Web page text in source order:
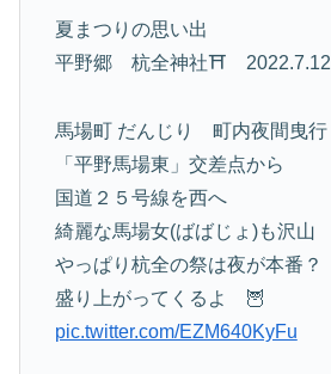
夏まつりの思い出
平野郷 杭全神社⛩ 2022.7.12
馬場町 だんじり 町内夜間曳行
「平野馬場東」交差点から
国道２５号線を西へ
綺麗な馬場女(ばばじょ)も沢山
やっぱり杭全の祭は夜が本番？
盛り上がってくるよ 🦉
pic.twitter.com/EZM640KyFu